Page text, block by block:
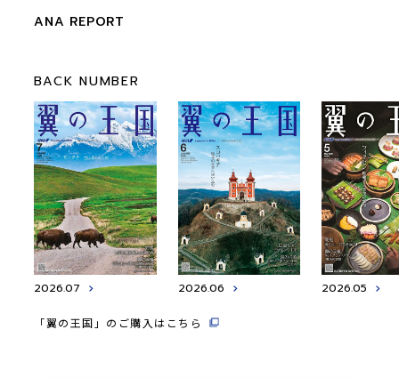
ANA REPORT
BACK NUMBER
2026.07 2026.06 2026.05
「翼の王国」のご購入はこちら